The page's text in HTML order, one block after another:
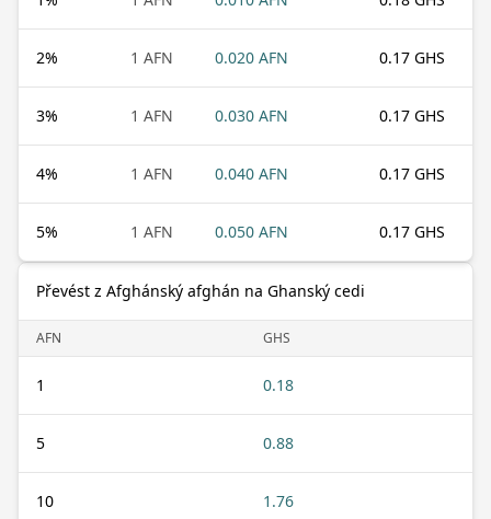
2% 1 AFN 0.020 AFN 0.17 GHS
3% 1 AFN 0.030 AFN 0.17 GHS
4% 1 AFN 0.040 AFN 0.17 GHS
5% 1 AFN 0.050 AFN 0.17 GHS
Převést z Afghánský afghán na Ghanský cedi
AFN GHS
1 0.18
5 0.88
10 1.76